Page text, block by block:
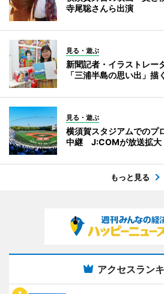
寺尾聡さんら出演
見る・遊ぶ
新聞記者・イラストレ
「三浦半島の思い出」描く
見る・遊ぶ
横須賀スタジアムでのプ
中継 J:COMが放送拡大
もっと見る
アクセスラン